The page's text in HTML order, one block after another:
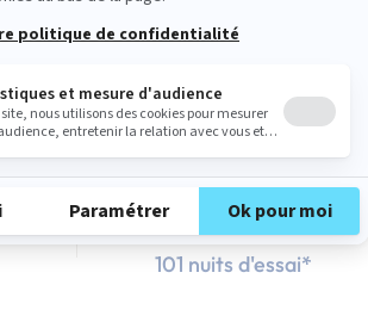
101 nuits d'essai*